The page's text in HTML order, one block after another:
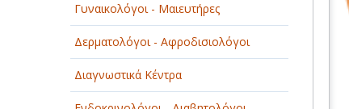
ΔΙΑΦΗΜΙΣΗ - ΜΜΕ
ΕΚΚΛΗΣΙΕΣ - ΦΙΛΑΝΘΡΩΠΙΚΑ
ΣΩΜΑΤΕΙΑ
Γυναικολόγοι - Μαιευτήρες
Δερματολόγοι - Αφροδισιολόγοι
Διαγνωστικά Κέντρα